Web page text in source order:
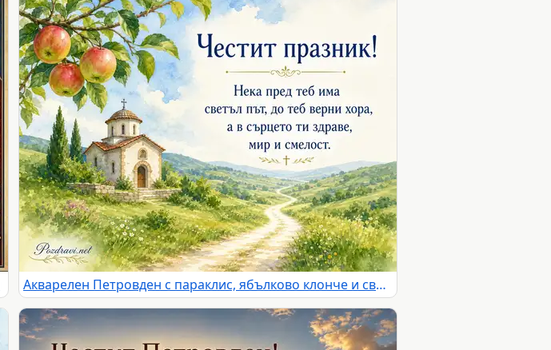
Акварелен Петровден с параклис, ябълково клонче и светъл път